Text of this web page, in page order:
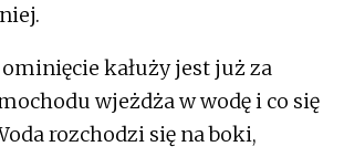
ominięcie kałuży jest już za
wjeżdża w wodę i co się
rozchodzi się na boki,